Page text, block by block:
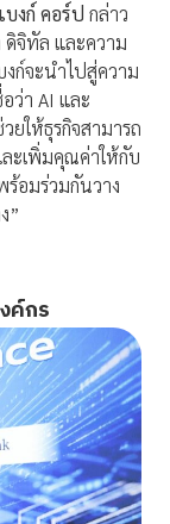
บงก์ คอร์ป กล่าว
ดิจิทัล และความ
ก์จะนำไปสู่ความ
ว่า AI และ
ให้ธุรกิจสามารถ
ะเพิ่มคุณค่าให้กับ
ร้อมร่วมกันวาง
”
ค์กร